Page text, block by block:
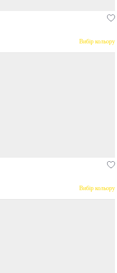
Вибір кольору
Вибір кольору